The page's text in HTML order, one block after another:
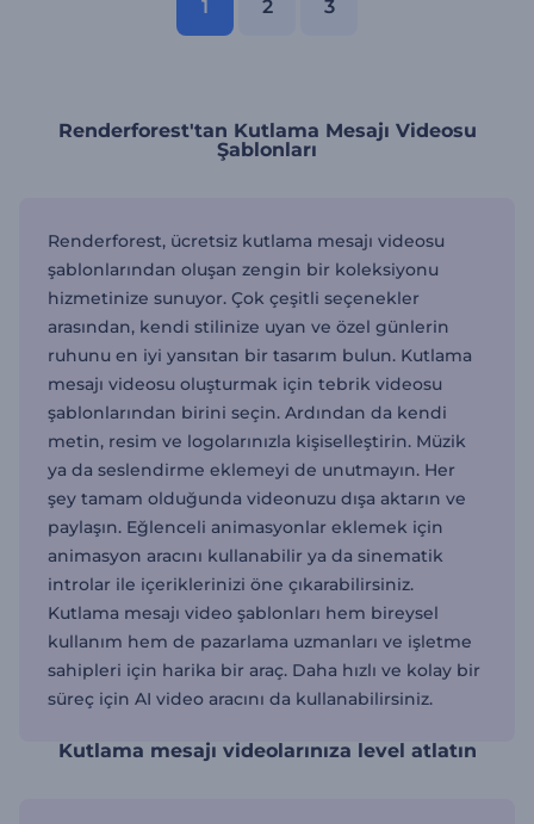
1 2 3
Renderforest'tan Kutlama Mesajı Videosu
Şablonları
Renderforest, ücretsiz kutlama mesajı videosu
şablonlarından oluşan zengin bir koleksiyonu
hizmetinize sunuyor. Çok çeşitli seçenekler
arasından, kendi stilinize uyan ve özel günlerin
ruhunu en iyi yansıtan bir tasarım bulun. Kutlama
mesajı videosu oluşturmak için tebrik videosu
şablonlarından birini seçin. Ardından da kendi
metin, resim ve logolarınızla kişiselleştirin. Müzik
ya da seslendirme eklemeyi de unutmayın. Her
şey tamam olduğunda videonuzu dışa aktarın ve
paylaşın. Eğlenceli animasyonlar eklemek için
animasyon aracını kullanabilir ya da sinematik
introlar ile içeriklerinizi öne çıkarabilirsiniz.
Kutlama mesajı video şablonları hem bireysel
kullanım hem de pazarlama uzmanları ve işletme
sahipleri için harika bir araç. Daha hızlı ve kolay bir
süreç için AI video aracını da kullanabilirsiniz.
Kutlama mesajı videolarınıza level atlatın